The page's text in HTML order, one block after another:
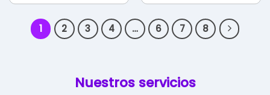
1 2 3 4 … 6 7 8
Nuestros servicios